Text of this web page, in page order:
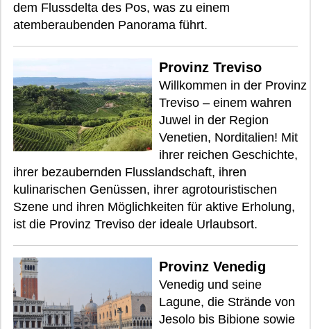
dem Flussdelta des Pos, was zu einem
atemberaubenden Panorama führt.
Provinz Treviso
Willkommen in der Provinz
Treviso – einem wahren
Juwel in der Region
Venetien, Norditalien! Mit
ihrer reichen Geschichte,
ihrer bezaubernden Flusslandschaft, ihren
kulinarischen Genüssen, ihrer agrotouristischen
Szene und ihren Möglichkeiten für aktive Erholung,
ist die Provinz Treviso der ideale Urlaubsort.
Provinz Venedig
Venedig und seine
Lagune, die Strände von
Jesolo bis Bibione sowie